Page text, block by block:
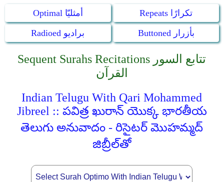
Optimal أمثليّا
Repeats تكرارًا
Radioed براديو
Buttoned بأزرار
Sequent Surahs Recitations تتابع السور
القرآن
Indian Telugu With Qari Mohammed
Jibreel :: పవిత్ర ఖురాన్ యొక్క భారతీయ
తెలుగు అనువాదం - రిసైటర్ మొహమ్మద్
జిబ్రీల్‌తో